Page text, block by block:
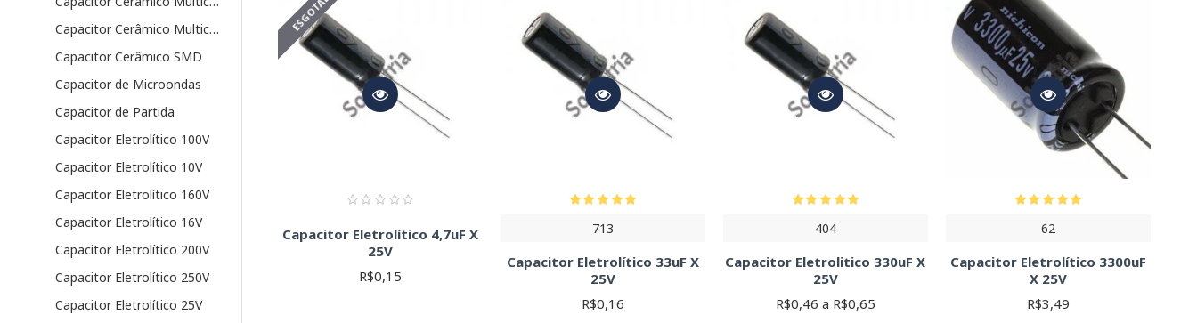
Capacitor Cerâmico Multicamadas SMD
Capacitor Cerâmico SMD
Capacitor de Microondas
Capacitor de Partida
Capacitor Eletrolítico 100V
Capacitor Eletrolítico 10V
Capacitor Eletrolítico 160V
Capacitor Eletrolítico 16V
Capacitor Eletrolítico 200V
Capacitor Eletrolítico 250V
Capacitor Eletrolítico 25V
Antes de comprar, consulte as especificações do seu projeto. Verifique a tensão de operação, a capacitância necessária e a tolerância aceitável. Para
aplicações de alta precisão ou altas frequências, considere o ESR. O datasheet do fabricante fornece informações detalhadas sobre cada componente. Na
Soldafria, você encontra datasheets de todos os nossos produtos.
Componentes eletrônicos energizados representam risco de choque elétrico. Desligue sempre a alimentação antes de manusear qualquer componente.
Capacitor Eletrolítico 4,7uF X
25V
R$0,15
713
Capacitor Eletrolítico 33uF X
25V
R$0,16
404
Capacitor Eletrolitico 330uF X
25V
R$0,46 a R$0,65
62
Capacitor Eletrolítico 3300uF
X 25V
R$3,49